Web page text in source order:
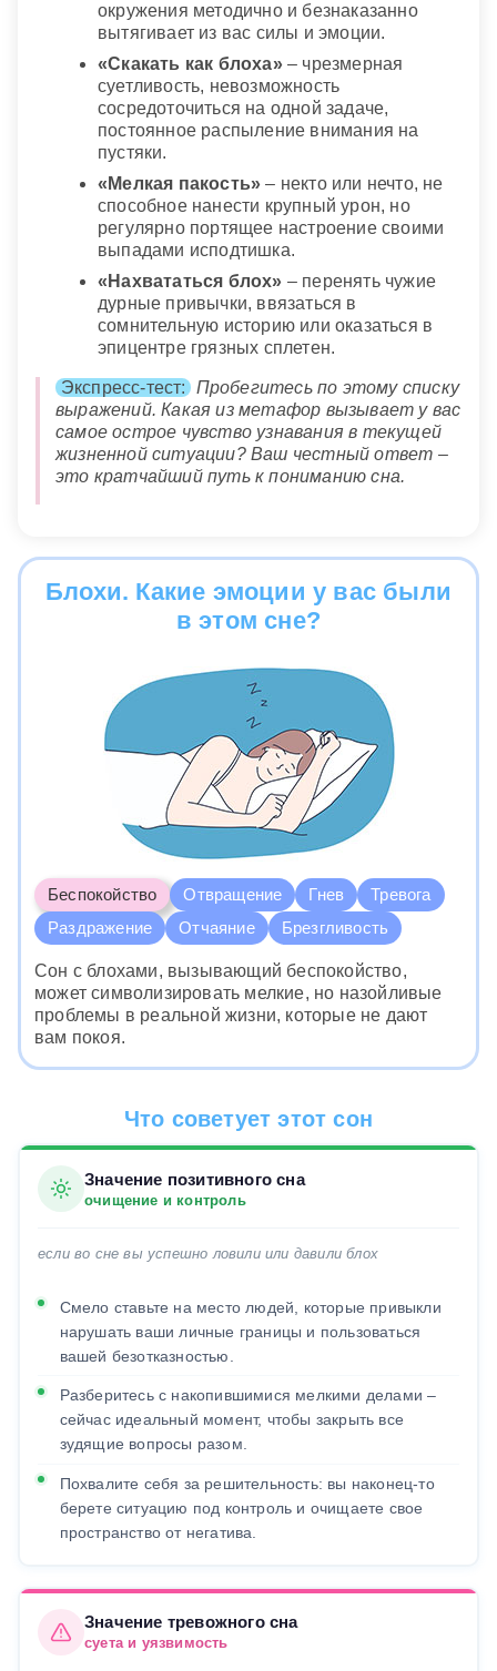
окружения методично и безнаказанно
вытягивает из вас силы и эмоции.
«Скакать как блоха»– чрезмерная
суетливость, невозможность
сосредоточиться на одной задаче,
постоянное распыление внимания на
пустяки.
«Мелкая пакость» – некто или нечто, не
способное нанести крупный урон, но
регулярно портящее настроение своими
выпадами исподтишка.
«Нахвататься блох» – перенять чужие
дурные привычки, ввязаться в
сомнительную историю или оказаться в
эпицентре грязных сплетен.
Экспресс-тест:
Пробегитесь по этому списку
выражений. Какая из метафор вызывает у вас
самое острое чувство узнавания в текущей
жизненной ситуации? Ваш честный ответ –
это кратчайший путь к пониманию сна.
Блохи. Какие эмоции у вас были
в этом сне?
Беспокойство Отвращение Гнев
Тревога
Раздражение
Отчаяние Брезгливость
Сон с блохами, вызывающий беспокойство,
может символизировать мелкие, но назойливые
проблемы в реальной жизни, которые не дают
вам покоя.
Что советует этот сон
Значение позитивного сна
очищение и контроль
если во сне вы успешно ловили или давили блох
Смело ставьте на место людей, которые привыкли
нарушать ваши личные границы и пользоваться
вашей безотказностью.
Разберитесь с накопившимися мелкими делами –
сейчас идеальный момент, чтобы закрыть все
зудящие вопросы разом.
Похвалите себя за решительность: вы наконец-то
берете ситуацию под контроль и очищаете свое
пространство от негатива.
Значение тревожного сна
суета и уязвимость